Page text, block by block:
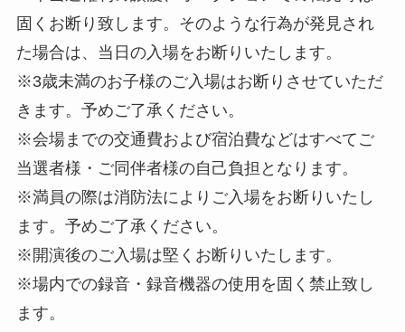
固くお断り致します。そのような行為が発見され
た場合は、当日の入場をお断りいたします。
※3歳未満のお子様のご入場はお断りさせていただ
きます。予めご了承ください。
※会場までの交通費および宿泊費などはすべてご
当選者様・ご同伴者様の自己負担となります。
※満員の際は消防法によりご入場をお断りいたし
ます。予めご了承ください。
※開演後のご入場は堅くお断りいたします。
※場内での録音・録音機器の使用を固く禁止致し
ます。